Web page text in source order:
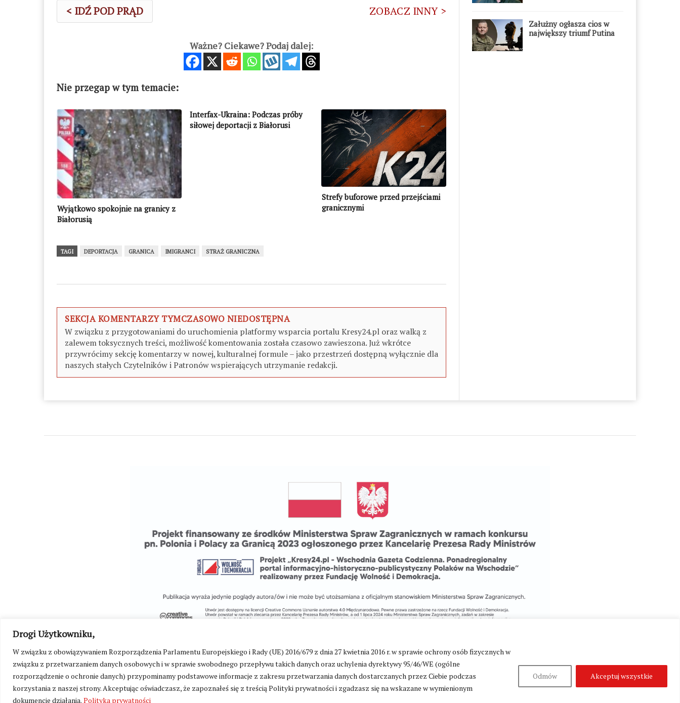
Drogi Użytkowniku,
W związku z obowiązywaniem Rozporządzenia Parlamentu Europejskiego i Rady (UE) 2016/679 z dnia 27 kwietnia 2016 r. w sprawie ochrony osób fizycznych w
związku z przetwarzaniem danych osobowych i w sprawie swobodnego przepływu takich danych oraz uchylenia dyrektywy 95/46/WE (ogólne
rozporządzenie o ochronie danych) przypominamy podstawowe informacje z zakresu przetwarzania danych dostarczanych przez Ciebie podczas
korzystania z naszej strony. Akceptując oświadczasz, że zapoznałeś się z treścią Polityki prywatności i zgadzasz się na wskazane w wymienionym
dokumencie działania. Polityka prywatności
Odmów Akceptuj wszystkie
< IDŹ POD PRĄD ZOBACZ INNY >
Ważne? Ciekawe? Podaj dalej:
Nie przegap w tym temacie:
Wyjątkowo spokojnie na granicy z
Białorusią
Interfax-Ukraina: Podczas próby
siłowej deportacji z Białorusi
Strefy buforowe przed przejściami
granicznymi
TAGI DEPORTACJA GRANICA IMIGRANCI STRAŻ GRANICZNA
SEKCJA KOMENTARZY TYMCZASOWO NIEDOSTĘPNA
W związku z przygotowaniami do uruchomienia platformy wsparcia portalu Kresy24.pl oraz walką z
zalewem toksycznych treści, możliwość komentowania została czasowo zawieszona. Już wkrótce
przywrócimy sekcję komentarzy w nowej, kulturalnej formule – jako przestrzeń dostępną wyłącznie dla
naszych stałych Czytelników i Patronów wspierających utrzymanie redakcji.
Załużny ogłasza cios w
największy triumf Putina
Zmień ustawienia cookies